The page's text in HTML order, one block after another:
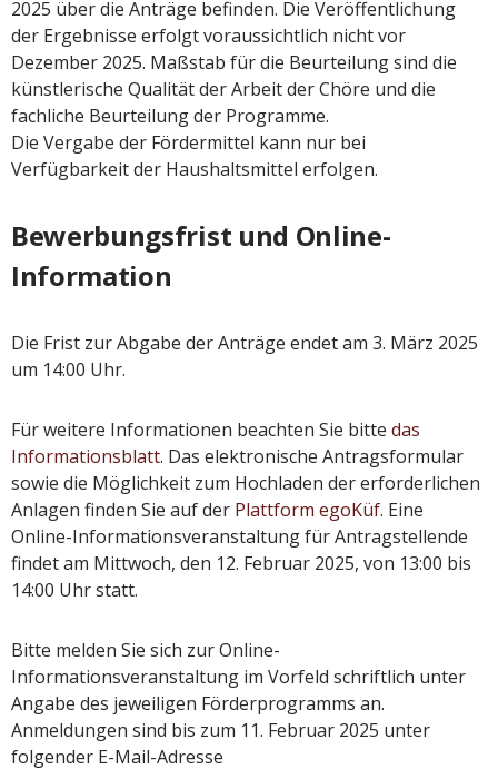
2025 über die Anträge befinden. Die Veröffentlichung
der Ergebnisse erfolgt voraussichtlich nicht vor
Dezember 2025. Maßstab für die Beurteilung sind die
künstlerische Qualität der Arbeit der Chöre und die
fachliche Beurteilung der Programme.
Die Vergabe der Fördermittel kann nur bei
Verfügbarkeit der Haushaltsmittel erfolgen.
Bewerbungsfrist und Online-
Information
Die Frist zur Abgabe der Anträge endet am 3. März 2025
um 14:00 Uhr.
Für weitere Informationen beachten Sie bitte das
Informationsblatt. Das elektronische Antragsformular
sowie die Möglichkeit zum Hochladen der erforderlichen
Anlagen finden Sie auf der Plattform egoKüf. Eine
Online-Informationsveranstaltung für Antragstellende
findet am Mittwoch, den 12. Februar 2025, von 13:00 bis
14:00 Uhr statt.
Bitte melden Sie sich zur Online-
Informationsveranstaltung im Vorfeld schriftlich unter
Angabe des jeweiligen Förderprogramms an.
Anmeldungen sind bis zum 11. Februar 2025 unter
folgender E-Mail-Adresse